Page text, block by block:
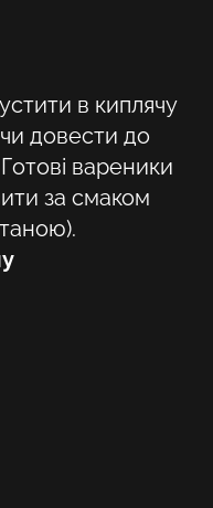
в киплячу
довести до
вареники
за смаком